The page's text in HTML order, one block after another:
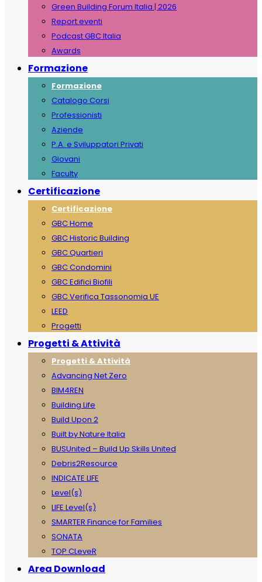
Green Building Forum Italia | 2026
Report eventi
Podcast GBC Italia
Awards
Formazione
Formazione
Catalogo Corsi
Professionisti
Aziende
P.A. e Sviluppatori Privati
Giovani
Faculty
Certificazione
Certificazione
GBC Home
GBC Historic Building
GBC Quartieri
GBC Condomini
GBC Edifici Biofili
GBC Verifica Tassonomia UE
LEED
Progetti
Progetti & Attività
Progetti & Attività
Advancing Net Zero
BIM4REN
Building Life
Build Upon 2
Built by Nature Italia
BUSUnited – Build Up Skills United
Debris2Resource
INDICATE LIFE
Level(s)
LIFE Level(s)
SMARTER Finance for Families
SONATA
TOP CLeveR
Area Download